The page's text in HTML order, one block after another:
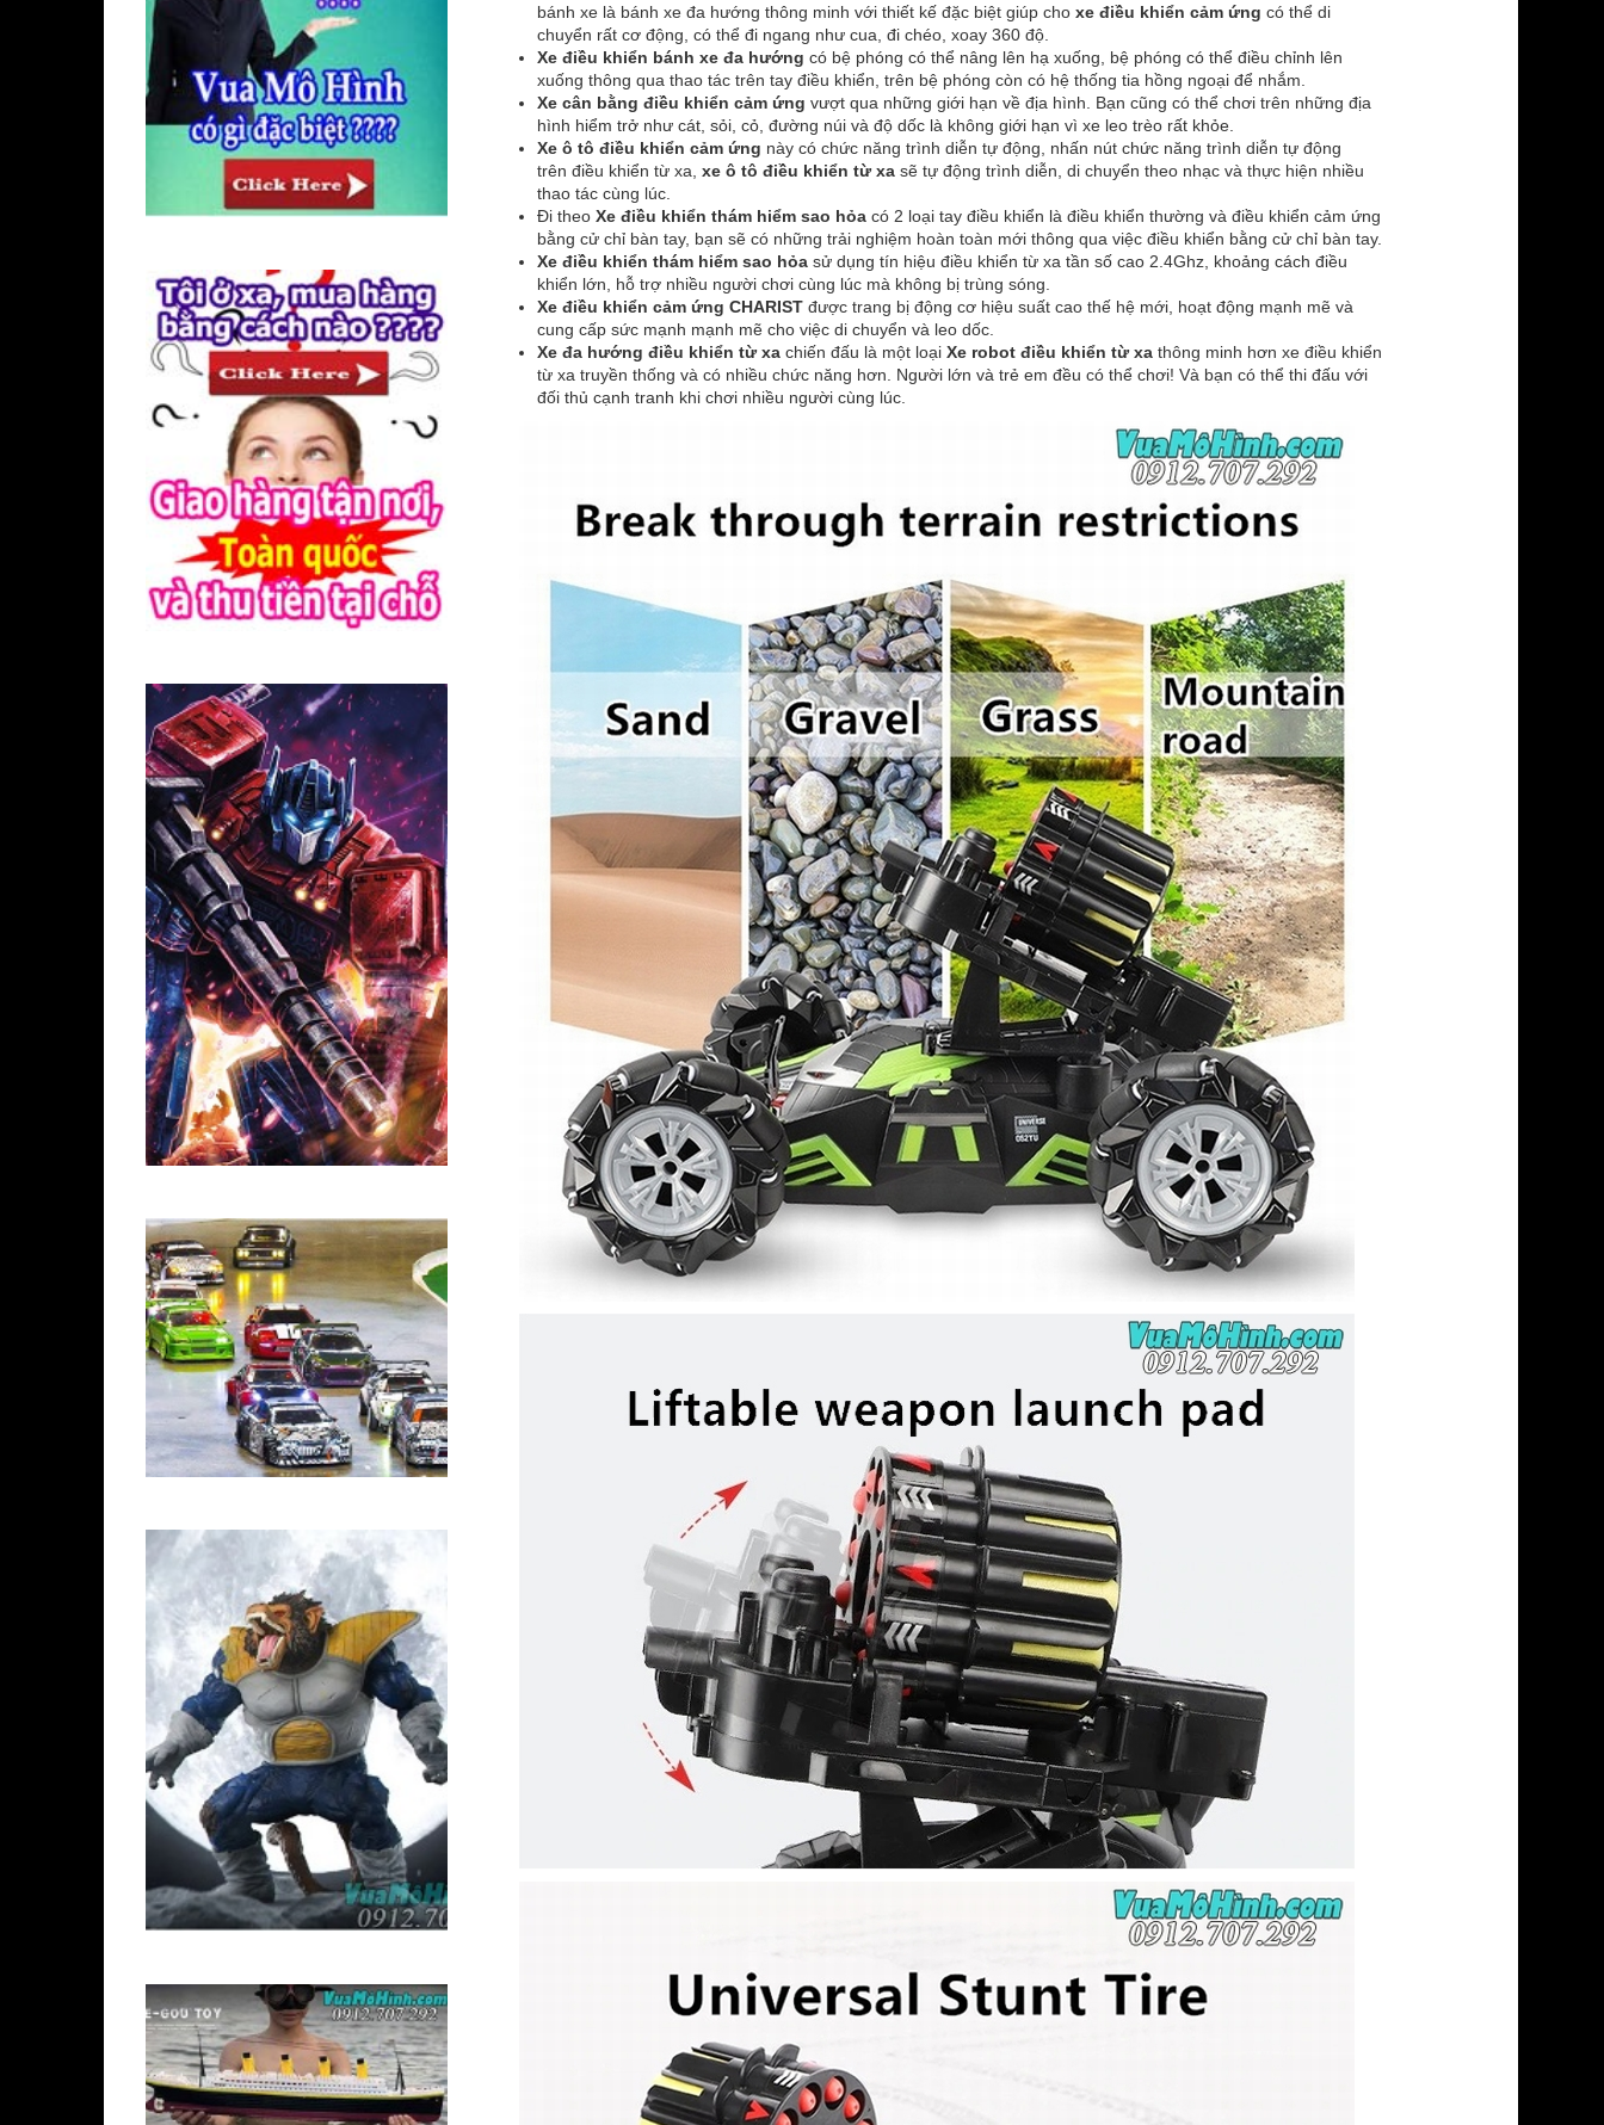
bánh xe là bánh xe đa hướng thông minh với thiết kế đặc biệt giúp cho xe điều khiển cảm ứng có thể di
chuyển rất cơ động, có thể đi ngang như cua, đi chéo, xoay 360 độ.
Xe điều khiển bánh xe đa hướng có bệ phóng có thể nâng lên hạ xuống, bệ phóng có thể điều chỉnh lên
xuống thông qua thao tác trên tay điều khiển, trên bệ phóng còn có hệ thống tia hồng ngoại để nhắm.
Xe cân bằng điều khiển cảm ứng vượt qua những giới hạn về địa hình. Bạn cũng có thể chơi trên những địa
hình hiểm trở như cát, sỏi, cỏ, đường núi và độ dốc là không giới hạn vì xe leo trèo rất khỏe.
Xe ô tô điều khiển cảm ứng này có chức năng trình diễn tự động, nhấn nút chức năng trình diễn tự động
trên điều khiển từ xa, xe ô tô điều khiển từ xa sẽ tự động trình diễn, di chuyển theo nhạc và thực hiện nhiều
thao tác cùng lúc.
Đi theo Xe điều khiển thám hiểm sao hỏacó 2 loại tay điều khiển là điều khiển thường và điều khiển cảm ứng
bằng cử chỉ bàn tay, bạn sẽ có những trải nghiệm hoàn toàn mới thông qua việc điều khiển bằng cử chỉ bàn tay.
Xe điều khiển thám hiểm sao hỏasử dụng tín hiệu điều khiển từ xa tần số cao 2.4Ghz, khoảng cách điều
khiển lớn, hỗ trợ nhiều người chơi cùng lúc mà không bị trùng sóng.
Xe điều khiển cảm ứng CHARISTđược trang bị động cơ hiệu suất cao thế hệ mới, hoạt động mạnh mẽ và
cung cấp sức mạnh mạnh mẽ cho việc di chuyển và leo dốc.
Xe đa hướng điều khiển từ xachiến đấu là một loại Xe robot điều khiển từ xa thông minh hơn xe điều khiển
từ xa truyền thống và có nhiều chức năng hơn. Người lớn và trẻ em đều có thể chơi! Và bạn có thể thi đấu với
đối thủ cạnh tranh khi chơi nhiều người cùng lúc.